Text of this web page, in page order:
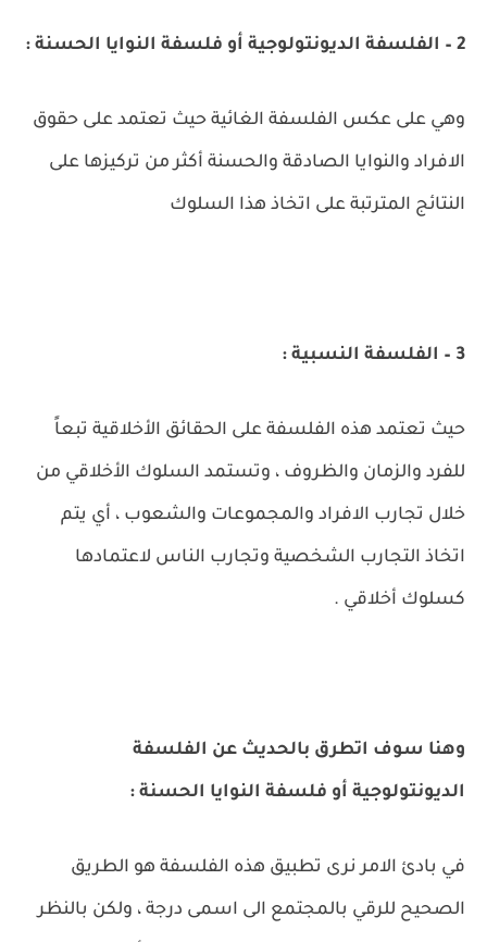
2 – الفلسفة الديونتولوجية أو فلسفة النوايا الحسنة :
وهي على عكس الفلسفة الغائية حيث تعتمد على حقوق
الافراد والنوايا الصادقة والحسنة أكثر من تركيزها على
النتائج المترتبة على اتخاذ هذا السلوك
3 – الفلسفة النسبية :
حيث تعتمد هذه الفلسفة على الحقائق الأخلاقية تبعاً
للفرد والزمان والظروف ، وتستمد السلوك الأخلاقي من
خلال تجارب الافراد والمجموعات والشعوب ، أي يتم
اتخاذ التجارب الشخصية وتجارب الناس لاعتمادها
كسلوك أخلاقي .
وهنا سوف اتطرق بالحديث عن الفلسفة
الديونتولوجية أو فلسفة النوايا الحسنة :
في بادئ الامر نرى تطبيق هذه الفلسفة هو الطريق
الصحيح للرقي بالمجتمع الى اسمى درجة ، ولكن بالنظر